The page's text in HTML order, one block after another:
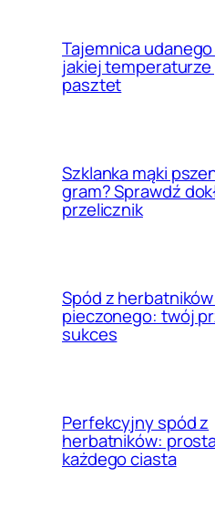
Tajemnica
jakiej temperaturze
pasztet
Szklanka mąki
gram? Sprawdź
przelicznik
Spód z
pieczonego: twój
sukces
Perfekcyjny spód z
herbatników:
każdego ciasta